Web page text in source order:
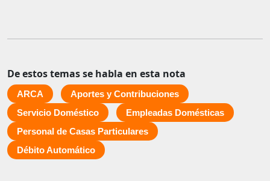
De estos temas se habla en esta nota
ARCA
Aportes y Contribuciones
Servicio Doméstico
Empleadas Domésticas
Personal de Casas Particulares
Débito Automático